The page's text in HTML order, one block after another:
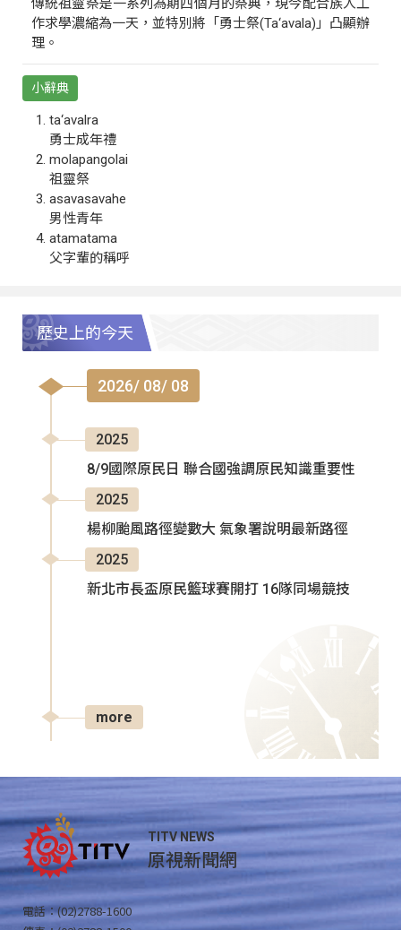
傳統祖靈祭是一系列為期四個月的祭典，現今配合族人工
作求學濃縮為一天，並特別將「勇士祭(Ta‘avala)」凸顯辦
理。
小辭典
ta‘avalra
勇士成年禮
molapangolai
祖靈祭
asavasavahe
男性青年
atamatama
父字輩的稱呼
歷史上的今天
2026/ 08/ 08
2025
8/9國際原民日 聯合國強調原民知識重要性
2025
楊柳颱風路徑變數大 氣象署說明最新路徑
2025
新北市長盃原民籃球賽開打 16隊同場競技
more
TITV NEWS
原視新聞網
電話：(02)2788-1600